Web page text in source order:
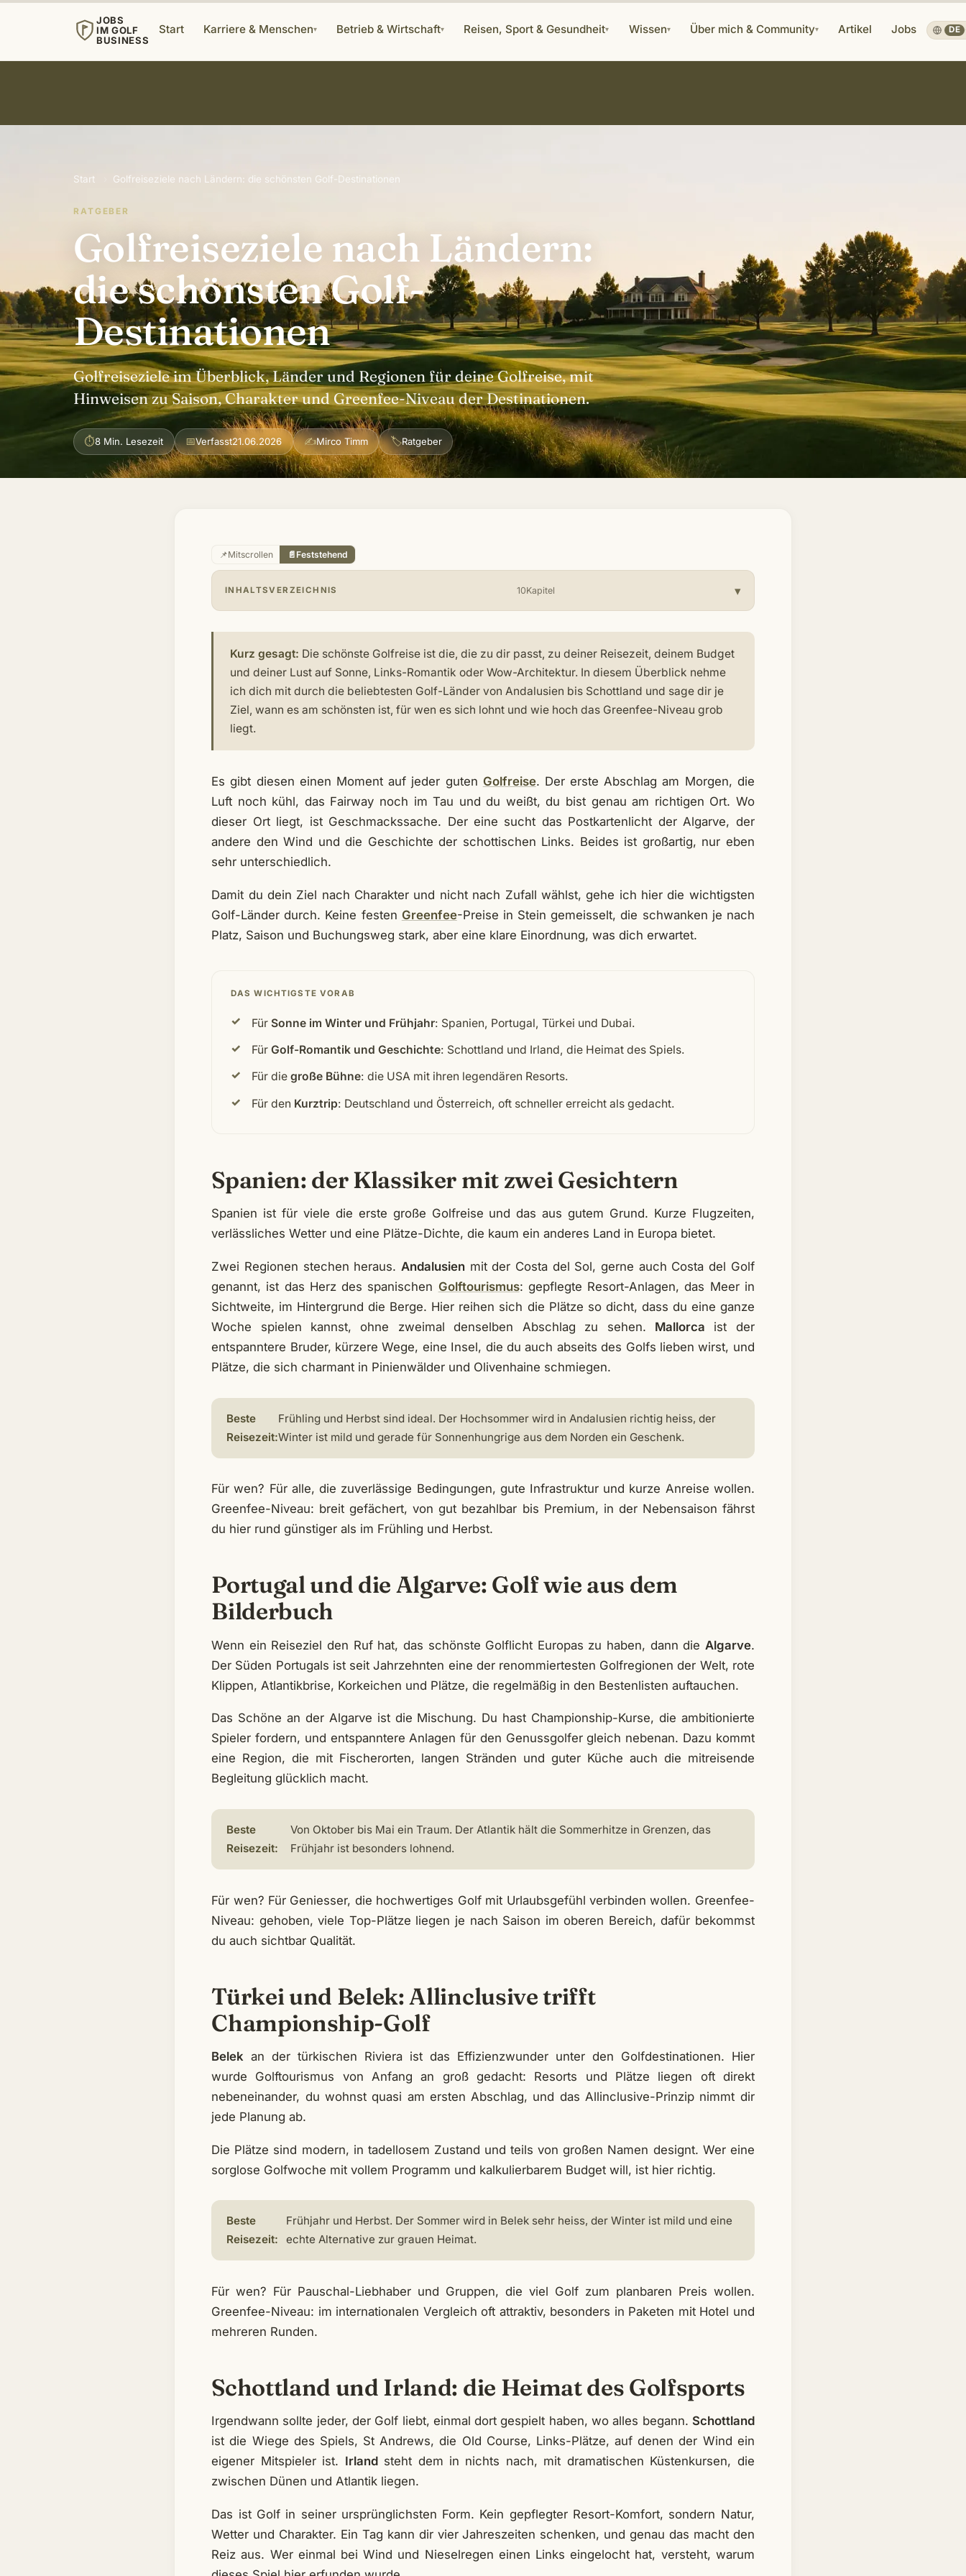
JOBS
IM GOLF
BUSINESS
Start Karriere & Menschen▾ Betrieb & Wirtschaft▾ Reisen, Sport & Gesundheit▾ Wissen▾ Über mich & Community▾ Artikel Jobs DE
Start Golfreiseziele nach Ländern: die schönsten Golf-Destinationen
RATGEBER
Golfreiseziele nach Ländern:
die schönsten Golf-
Destinationen
Golfreiseziele im Überblick, Länder und Regionen für deine Golfreise, mit
Hinweisen zu Saison, Charakter und Greenfee-Niveau der Destinationen.
⏱8 Min. Lesezeit 📅Verfasst21.06.2026 ✍Mirco Timm 🏷Ratgeber
📌Mitscrollen 📄 Feststehend
INHALTSVERZEICHNIS 10Kapitel
Kurz gesagt: Die schönste Golfreise ist die, die zu dir passt, zu deiner Reisezeit, deinem Budget
und deiner Lust auf Sonne, Links-Romantik oder Wow-Architektur. In diesem Überblick nehme
ich dich mit durch die beliebtesten Golf-Länder von Andalusien bis Schottland und sage dir je
Ziel, wann es am schönsten ist, für wen es sich lohnt und wie hoch das Greenfee-Niveau grob
liegt.
Es gibt diesen einen Moment auf jeder guten Golfreise. Der erste Abschlag am Morgen, die
Luft noch kühl, das Fairway noch im Tau und du weißt, du bist genau am richtigen Ort. Wo
dieser Ort liegt, ist Geschmackssache. Der eine sucht das Postkartenlicht der Algarve, der
andere den Wind und die Geschichte der schottischen Links. Beides ist großartig, nur eben
sehr unterschiedlich.
Damit du dein Ziel nach Charakter und nicht nach Zufall wählst, gehe ich hier die wichtigsten
Golf-Länder durch. Keine festen Greenfee-Preise in Stein gemeisselt, die schwanken je nach
Platz, Saison und Buchungsweg stark, aber eine klare Einordnung, was dich erwartet.
DAS WICHTIGSTE VORAB
Für Sonne im Winter und Frühjahr: Spanien, Portugal, Türkei und Dubai.
Für Golf-Romantik und Geschichte: Schottland und Irland, die Heimat des Spiels.
Für die große Bühne: die USA mit ihren legendären Resorts.
Für den Kurztrip: Deutschland und Österreich, oft schneller erreicht als gedacht.
Spanien: der Klassiker mit zwei Gesichtern
Spanien ist für viele die erste große Golfreise und das aus gutem Grund. Kurze Flugzeiten,
verlässliches Wetter und eine Plätze-Dichte, die kaum ein anderes Land in Europa bietet.
Zwei Regionen stechen heraus. Andalusienmit der Costa del Sol, gerne auch Costa del Golf
genannt, ist das Herz des spanischen Golftourismus: gepflegte Resort-Anlagen, das Meer in
Sichtweite, im Hintergrund die Berge. Hier reihen sich die Plätze so dicht, dass du eine ganze
Woche spielen kannst, ohne zweimal denselben Abschlag zu sehen. Mallorca ist der
entspanntere Bruder, kürzere Wege, eine Insel, die du auch abseits des Golfs lieben wirst, und
Plätze, die sich charmant in Pinienwälder und Olivenhaine schmiegen.
Beste
Reisezeit:
Frühling und Herbst sind ideal. Der Hochsommer wird in Andalusien richtig heiss, der
Winter ist mild und gerade für Sonnenhungrige aus dem Norden ein Geschenk.
Für wen? Für alle, die zuverlässige Bedingungen, gute Infrastruktur und kurze Anreise wollen.
Greenfee-Niveau: breit gefächert, von gut bezahlbar bis Premium, in der Nebensaison fährst
du hier rund günstiger als im Frühling und Herbst.
Portugal und die Algarve: Golf wie aus dem
Bilderbuch
Wenn ein Reiseziel den Ruf hat, das schönste Golflicht Europas zu haben, dann die Algarve.
Der Süden Portugals ist seit Jahrzehnten eine der renommiertesten Golfregionen der Welt, rote
Klippen, Atlantikbrise, Korkeichen und Plätze, die regelmäßig in den Bestenlisten auftauchen.
Das Schöne an der Algarve ist die Mischung. Du hast Championship-Kurse, die ambitionierte
Spieler fordern, und entspanntere Anlagen für den Genussgolfer gleich nebenan. Dazu kommt
eine Region, die mit Fischerorten, langen Stränden und guter Küche auch die mitreisende
Begleitung glücklich macht.
Beste
Reisezeit:
Von Oktober bis Mai ein Traum. Der Atlantik hält die Sommerhitze in Grenzen, das
Frühjahr ist besonders lohnend.
Für wen? Für Geniesser, die hochwertiges Golf mit Urlaubsgefühl verbinden wollen. Greenfee-
Niveau: gehoben, viele Top-Plätze liegen je nach Saison im oberen Bereich, dafür bekommst
du auch sichtbar Qualität.
Türkei und Belek: Allinclusive trifft
Championship-Golf
Belek an der türkischen Riviera ist das Effizienzwunder unter den Golfdestinationen. Hier
wurde Golftourismus von Anfang an groß gedacht: Resorts und Plätze liegen oft direkt
nebeneinander, du wohnst quasi am ersten Abschlag, und das Allinclusive-Prinzip nimmt dir
jede Planung ab.
Die Plätze sind modern, in tadellosem Zustand und teils von großen Namen designt. Wer eine
sorglose Golfwoche mit vollem Programm und kalkulierbarem Budget will, ist hier richtig.
Beste
Reisezeit:
Frühjahr und Herbst. Der Sommer wird in Belek sehr heiss, der Winter ist mild und eine
echte Alternative zur grauen Heimat.
Für wen? Für Pauschal-Liebhaber und Gruppen, die viel Golf zum planbaren Preis wollen.
Greenfee-Niveau: im internationalen Vergleich oft attraktiv, besonders in Paketen mit Hotel und
mehreren Runden.
Schottland und Irland: die Heimat des Golfsports
Irgendwann sollte jeder, der Golf liebt, einmal dort gespielt haben, wo alles begann. Schottland
ist die Wiege des Spiels, St Andrews, die Old Course, Links-Plätze, auf denen der Wind ein
eigener Mitspieler ist. Irlandsteht dem in nichts nach, mit dramatischen Küstenkursen, die
zwischen Dünen und Atlantik liegen.
Das ist Golf in seiner ursprünglichsten Form. Kein gepflegter Resort-Komfort, sondern Natur,
Wetter und Charakter. Ein Tag kann dir vier Jahreszeiten schenken, und genau das macht den
Reiz aus. Wer einmal bei Wind und Nieselregen einen Links eingelocht hat, versteht, warum